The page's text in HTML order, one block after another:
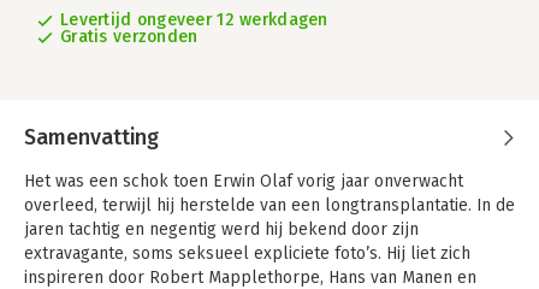
Levertijd ongeveer 12 werkdagen
Gratis verzonden
Samenvatting
Het was een schok toen Erwin Olaf vorig jaar onverwacht
overleed, terwijl hij herstelde van een longtransplantatie. In de
jaren tachtig en negentig werd hij bekend door zijn
extravagante, soms seksueel expliciete foto’s. Hij liet zich
inspireren door Robert Mapplethorpe, Hans van Manen en